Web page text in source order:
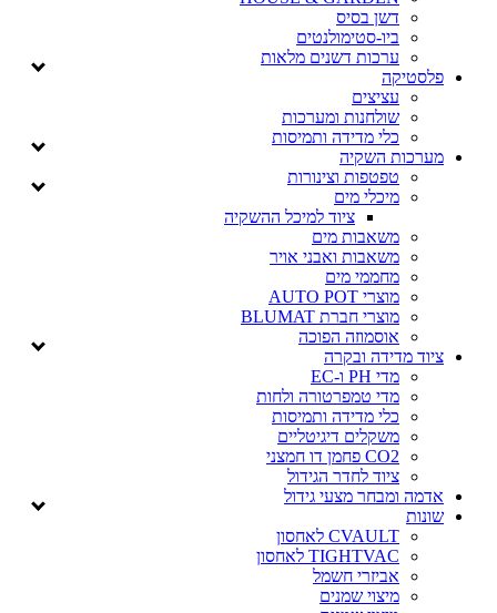
דשן בסיס
ביו-סטימולנטים
ערכות דשנים מלאות
פלסטיקה
עציצים
שולחנות ומערכות
כלי מדידה ותמיסות
מערכות השקיה
טפטפות וצינורות
מיכלי מים
ציוד למיכל ההשקיה
משאבות מים
משאבות ואבני אויר
מחממי מים
מוצרי AUTO POT
מוצרי חברת BLUMAT
אוסמוזה הפוכה
ציוד מדידה ובקרה
מדי PH ו-EC
מדי טמפרטורה ולחות
כלי מדידה ותמיסות
משקלים דיגיטליים
CO2 פחמן דו חמצני
ציוד לחדר הגידול
אדמה ומבחר מצעי גידול
שונות
CVAULT לאחסון
TIGHTVAC לאחסון
אביזרי חשמל
מיצוי שמנים